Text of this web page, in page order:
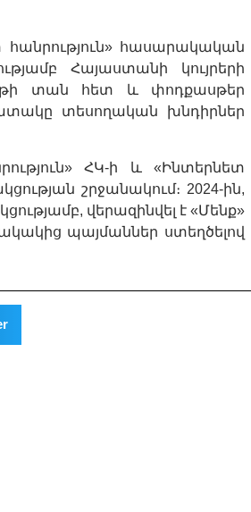
հանրություն» հասարակական
Հայաստանի կույրերի
տան հետ և փոդքասթեր
տեսողական խնդիրներ
ՀԿ-ի և «Ինտերնետ
շրջանակում։ 2024-ին,
վերազինվել է «Մենք»
պայմաններ ստեղծելով